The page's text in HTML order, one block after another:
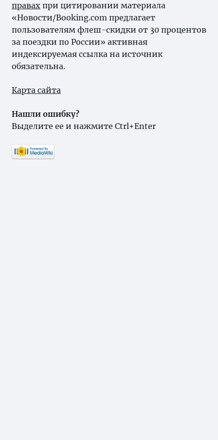
правах при цитировании материала
«Новости/Booking.com предлагает
пользователям флеш-скидки от 30 процентов
за поездки по России» активная
индексируемая ссылка на источник
обязательна.
Карта сайта
Нашли ошибку?
Выделите ее и нажмите Ctrl+Enter